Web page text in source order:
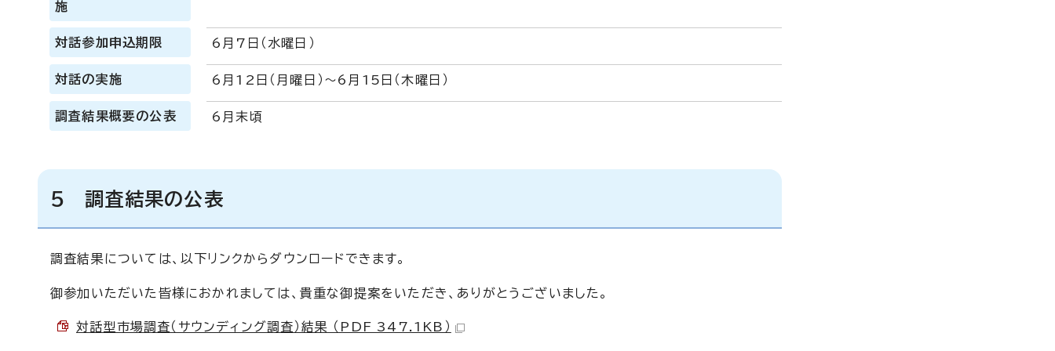
施
対話参加申込期限 6月7日（水曜日）
対話の実施 6月12日（月曜日）～6月15日（木曜日）
調査結果概要の公表 6月末頃
5 調査結果の公表
調査結果については、以下リンクからダウンロードできます。
御参加いただいた皆様におかれましては、貴重な御提案をいただき、ありがとうございました。
対話型市場調査（サウンディング調査）結果 （PDF 347.1KB）